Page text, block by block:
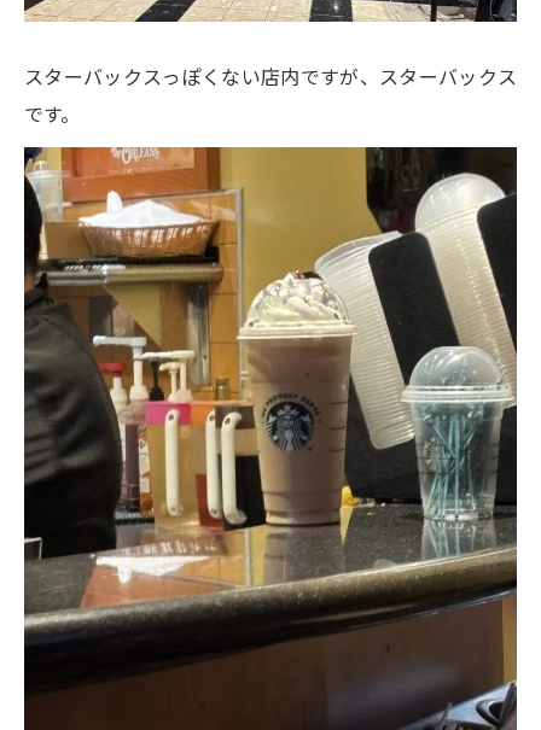
スターバックスっぽくない店内ですが、スターバックス
です。